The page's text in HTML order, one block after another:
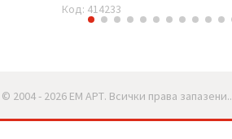
Код: 414233
© 2004 - 2026 ЕМ АРТ. Всички права запазени..